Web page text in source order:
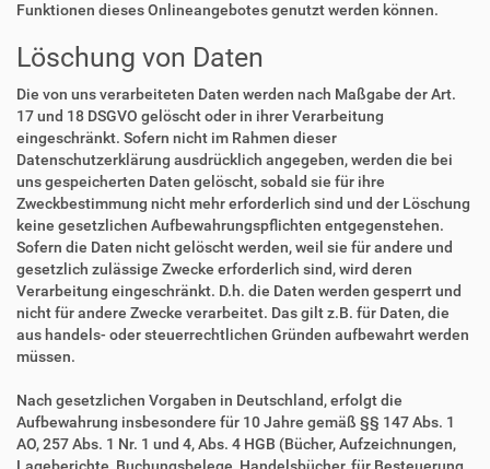
Funktionen dieses Onlineangebotes genutzt werden können.
Löschung von Daten
Die von uns verarbeiteten Daten werden nach Maßgabe der Art.
17 und 18 DSGVO gelöscht oder in ihrer Verarbeitung
eingeschränkt. Sofern nicht im Rahmen dieser
Datenschutzerklärung ausdrücklich angegeben, werden die bei
uns gespeicherten Daten gelöscht, sobald sie für ihre
Zweckbestimmung nicht mehr erforderlich sind und der Löschung
keine gesetzlichen Aufbewahrungspflichten entgegenstehen.
Sofern die Daten nicht gelöscht werden, weil sie für andere und
gesetzlich zulässige Zwecke erforderlich sind, wird deren
Verarbeitung eingeschränkt. D.h. die Daten werden gesperrt und
nicht für andere Zwecke verarbeitet. Das gilt z.B. für Daten, die
aus handels- oder steuerrechtlichen Gründen aufbewahrt werden
müssen.
Nach gesetzlichen Vorgaben in Deutschland, erfolgt die
Aufbewahrung insbesondere für 10 Jahre gemäß §§ 147 Abs. 1
AO, 257 Abs. 1 Nr. 1 und 4, Abs. 4 HGB (Bücher, Aufzeichnungen,